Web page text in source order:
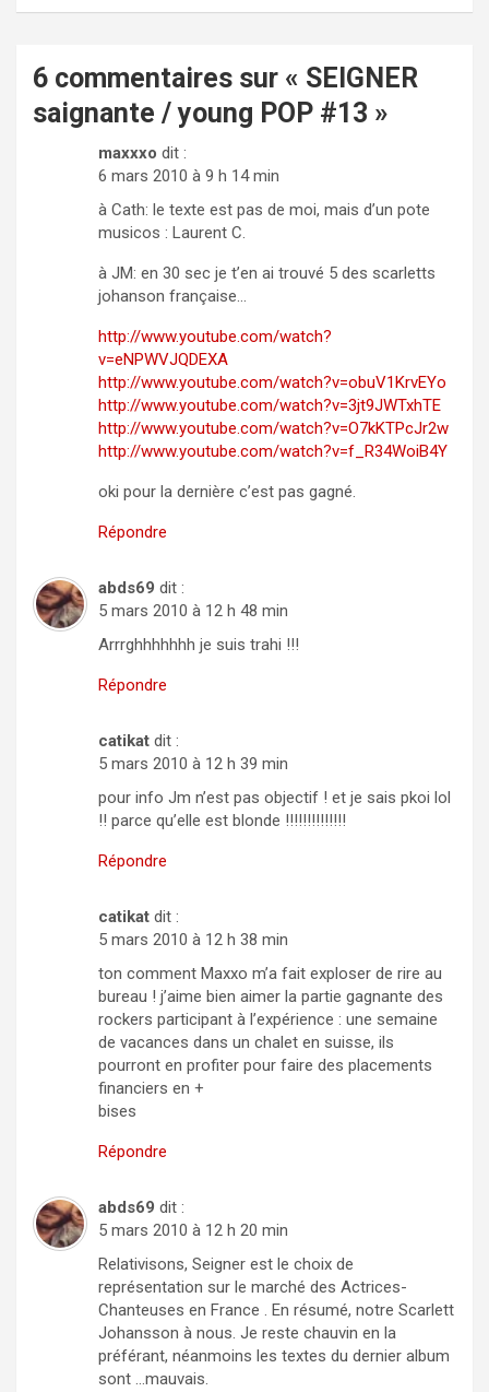
6 commentaires sur « SEIGNER
saignante / young POP #13 »
maxxxo dit :
6 mars 2010 à 9 h 14 min
à Cath: le texte est pas de moi, mais d’un pote
musicos : Laurent C.
à JM: en 30 sec je t’en ai trouvé 5 des scarletts
johanson française…
http://www.youtube.com/watch?
v=eNPWVJQDEXA
http://www.youtube.com/watch?v=obuV1KrvEYo
http://www.youtube.com/watch?v=3jt9JWTxhTE
http://www.youtube.com/watch?v=O7kKTPcJr2w
http://www.youtube.com/watch?v=f_R34WoiB4Y
oki pour la dernière c’est pas gagné.
Répondre
abds69 dit :
5 mars 2010 à 12 h 48 min
Arrrghhhhhhh je suis trahi !!!
Répondre
catikat dit :
5 mars 2010 à 12 h 39 min
pour info Jm n’est pas objectif ! et je sais pkoi lol
!! parce qu’elle est blonde !!!!!!!!!!!!!!
Répondre
catikat dit :
5 mars 2010 à 12 h 38 min
ton comment Maxxo m’a fait exploser de rire au
bureau ! j’aime bien aimer la partie gagnante des
rockers participant à l’expérience : une semaine
de vacances dans un chalet en suisse, ils
pourront en profiter pour faire des placements
financiers en +
bises
Répondre
abds69 dit :
5 mars 2010 à 12 h 20 min
Relativisons, Seigner est le choix de
représentation sur le marché des Actrices-
Chanteuses en France . En résumé, notre Scarlett
Johansson à nous. Je reste chauvin en la
préférant, néanmoins les textes du dernier album
sont …mauvais.